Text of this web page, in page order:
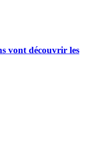
vont découvrir les